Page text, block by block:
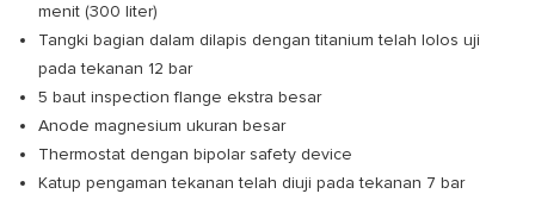
menit (300 liter)
Tangki bagian dalam dilapis dengan titanium telah lolos uji
pada tekanan 12 bar
5 baut inspection flange ekstra besar
Anode magnesium ukuran besar
Thermostat dengan bipolar safety device
Katup pengaman tekanan telah diuji pada tekanan 7 bar